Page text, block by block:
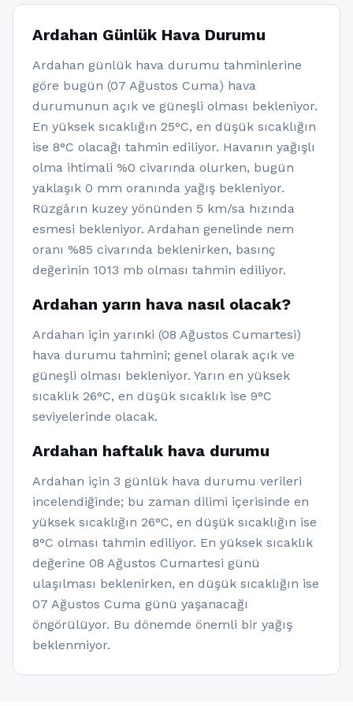
Ardahan Günlük Hava Durumu
Ardahan günlük hava durumu tahminlerine
göre bugün (07 Ağustos Cuma) hava
durumunun açık ve güneşli olması bekleniyor.
En yüksek sıcaklığın 25°C, en düşük sıcaklığın
ise 8°C olacağı tahmin ediliyor. Havanın yağışlı
olma ihtimali %0 civarında olurken, bugün
yaklaşık 0 mm oranında yağış bekleniyor.
Rüzgârın kuzey yönünden 5 km/sa hızında
esmesi bekleniyor. Ardahan genelinde nem
oranı %85 civarında beklenirken, basınç
değerinin 1013 mb olması tahmin ediliyor.
Ardahan yarın hava nasıl olacak?
Ardahan için yarınki (08 Ağustos Cumartesi)
hava durumu tahmini; genel olarak açık ve
güneşli olması bekleniyor. Yarın en yüksek
sıcaklık 26°C, en düşük sıcaklık ise 9°C
seviyelerinde olacak.
Ardahan haftalık hava durumu
Ardahan için 3 günlük hava durumu verileri
incelendiğinde; bu zaman dilimi içerisinde en
yüksek sıcaklığın 26°C, en düşük sıcaklığın ise
8°C olması tahmin ediliyor. En yüksek sıcaklık
değerine 08 Ağustos Cumartesi günü
ulaşılması beklenirken, en düşük sıcaklığın ise
07 Ağustos Cuma günü yaşanacağı
öngörülüyor. Bu dönemde önemli bir yağış
beklenmiyor.